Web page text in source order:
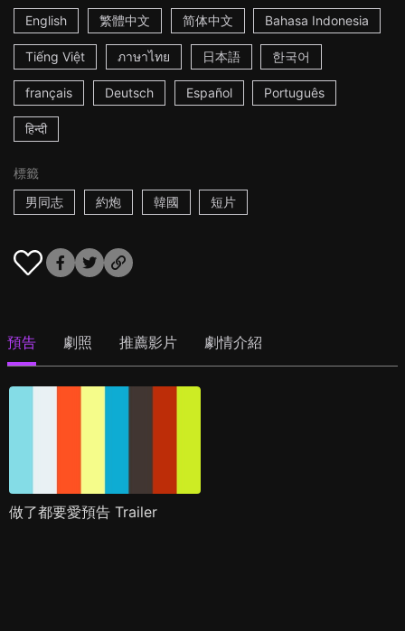
English
繁體中文 简体中文 Bahasa Indonesia
Tiếng Việt ภาษาไทย 日本語 한국어
français Deutsch Español Português
हिन्दी
標籤
男同志
約炮 韓國 短片
預告 劇照 推薦影片 劇情介紹
做了都要愛預告 Trailer